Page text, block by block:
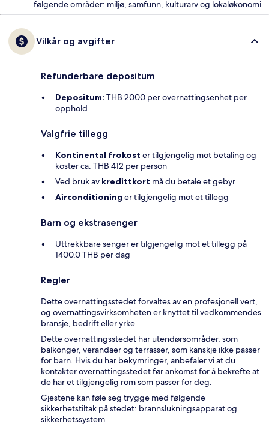
følgende områder: miljø, samfunn, kulturarv og lokaløkonomi.
Vilkår og avgifter
Refunderbare depositum
Depositum: THB 2000 per overnattingsenhet per
opphold
Valgfrie tillegg
Kontinental frokost er tilgjengelig mot betaling og
koster ca. THB 412 per person
Ved bruk av kredittkort må du betale et gebyr
Airconditioning er tilgjengelig mot et tillegg
Barn og ekstrasenger
Uttrekkbare senger er tilgjengelig mot et tillegg på
1400.0 THB per dag
Regler
Dette overnattingsstedet forvaltes av en profesjonell vert,
og overnattingsvirksomheten er knyttet til vedkommendes
bransje, bedrift eller yrke.
Dette overnattingsstedet har utendørsområder, som
balkonger, verandaer og terrasser, som kanskje ikke passer
for barn. Hvis du har bekymringer, anbefaler vi at du
kontakter overnattingsstedet før ankomst for å bekrefte at
de har et tilgjengelig rom som passer for deg.
Gjestene kan føle seg trygge med følgende
sikkerhetstiltak på stedet: brannslukningsapparat og
sikkerhetssystem.